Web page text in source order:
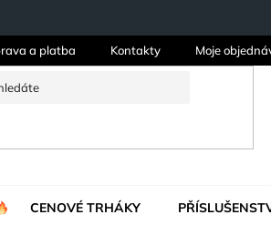
a platba Kontakty Moje
CENOVÉ TRHÁKY